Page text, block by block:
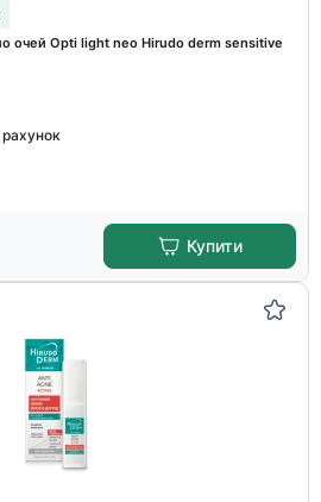
очей Opti light neo Hirudo derm sensitive
Купити